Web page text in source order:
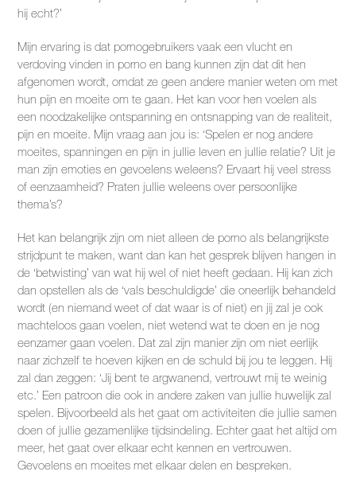
hij echt?’
Mijn ervaring is dat pornogebruikers vaak een vlucht en
verdoving vinden in porno en bang kunnen zijn dat dit hen
afgenomen wordt, omdat ze geen andere manier weten om met
hun pijn en moeite om te gaan. Het kan voor hen voelen als
een noodzakelijke ontspanning en ontsnapping van de realiteit,
pijn en moeite. Mijn vraag aan jou is: ‘Spelen er nog andere
moeites, spanningen en pijn in jullie leven en jullie relatie? Uit je
man zijn emoties en gevoelens weleens? Ervaart hij veel stress
of eenzaamheid? Praten jullie weleens over persoonlijke
thema’s?
Het kan belangrijk zijn om niet alleen de porno als belangrijkste
strijdpunt te maken, want dan kan het gesprek blijven hangen in
de ‘betwisting’ van wat hij wel of niet heeft gedaan. Hij kan zich
dan opstellen als de ‘vals beschuldigde’ die oneerlijk behandeld
wordt (en niemand weet of dat waar is of niet) en jij zal je ook
machteloos gaan voelen, niet wetend wat te doen en je nog
eenzamer gaan voelen. Dat zal zijn manier zijn om niet eerlijk
naar zichzelf te hoeven kijken en de schuld bij jou te leggen. Hij
zal dan zeggen: ‘Jij bent te argwanend, vertrouwt mij te weinig
etc.’ Een patroon die ook in andere zaken van jullie huwelijk zal
spelen. Bijvoorbeeld als het gaat om activiteiten die jullie samen
doen of jullie gezamenlijke tijdsindeling. Echter gaat het altijd om
meer, het gaat over elkaar echt kennen en vertrouwen.
Gevoelens en moeites met elkaar delen en bespreken.